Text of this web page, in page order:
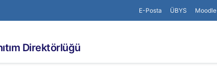
E-Posta ÜBYS Moodle
Direktörlüğü